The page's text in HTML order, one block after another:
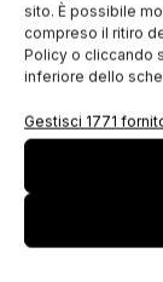
sito. È possibile
compreso il ritiro
Policy o cliccando
inferiore dello
Gestisci 1771
pelle animale
agli scarti di
pesanti che
concia
danni sulla
Vegea srl
azienda di
sui principi di